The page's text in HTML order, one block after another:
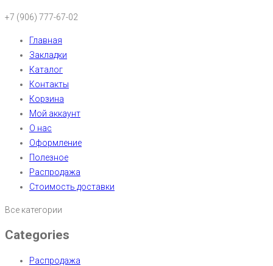
+7 (906) 777-67-02
Главная
Закладки
Каталог
Контакты
Корзина
Мой аккаунт
О нас
Оформление
Полезное
Распродажа
Стоимость доставки
Все категории
Categories
Распродажа